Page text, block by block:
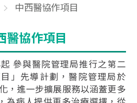
中西醫協作項目
醫協作項目
參與醫院管理局推行之第二
」先導計劃，醫院管理局於
，進一步擴展服務以涵蓋更多